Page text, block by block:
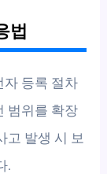
법
자 등록 절차
범위를 확장
고 발생 시 보
.